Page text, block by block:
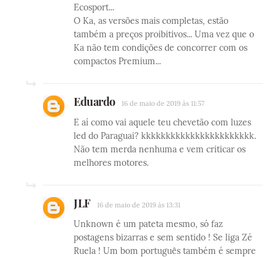
Ecosport...
O Ka, as versões mais completas, estão
também a preços proibitivos... Uma vez que o
Ka não tem condições de concorrer com os
compactos Premium...
Eduardo 16 de maio de 2019 às 11:57
E aí como vai aquele teu chevetão com luzes
led do Paraguai? kkkkkkkkkkkkkkkkkkkkkkk.
Não tem merda nenhuma e vem criticar os
melhores motores.
JLF 16 de maio de 2019 às 13:31
Unknown é um pateta mesmo, só faz
postagens bizarras e sem sentido ! Se liga Zé
Ruela ! Um bom português também é sempre